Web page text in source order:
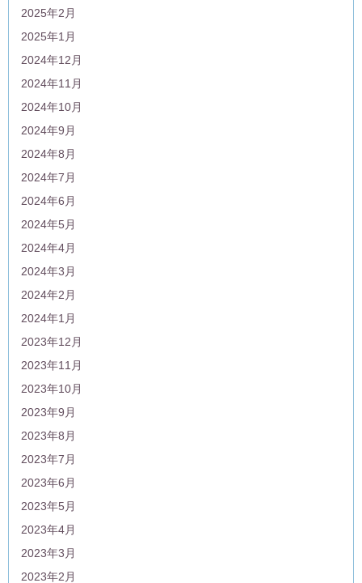
2025年2月
2025年1月
2024年12月
2024年11月
2024年10月
2024年9月
2024年8月
2024年7月
2024年6月
2024年5月
2024年4月
2024年3月
2024年2月
2024年1月
2023年12月
2023年11月
2023年10月
2023年9月
2023年8月
2023年7月
2023年6月
2023年5月
2023年4月
2023年3月
2023年2月